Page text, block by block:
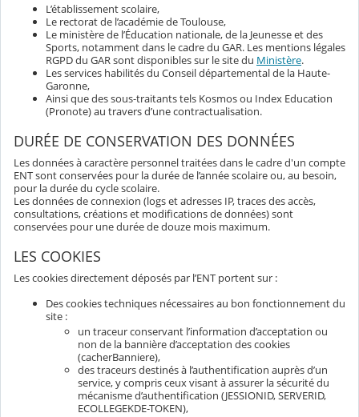
L’établissement scolaire,
Le rectorat de l’académie de Toulouse,
Le ministère de l’Éducation nationale, de la Jeunesse et des
Sports, notamment dans le cadre du GAR. Les mentions légales
RGPD du GAR sont disponibles sur le site du Ministère.
Les services habilités du Conseil départemental de la Haute-
Garonne,
Ainsi que des sous-traitants tels Kosmos ou Index Education
(Pronote) au travers d’une contractualisation.
DURÉE DE CONSERVATION DES DONNÉES
Les données à caractère personnel traitées dans le cadre d'un compte
ENT sont conservées pour la durée de l’année scolaire ou, au besoin,
pour la durée du cycle scolaire.
Les données de connexion (logs et adresses IP, traces des accès,
consultations, créations et modifications de données) sont
conservées pour une durée de douze mois maximum.
LES COOKIES
Les cookies directement déposés par l’ENT portent sur :
Des cookies techniques nécessaires au bon fonctionnement du
site :
un traceur conservant l’information d’acceptation ou
non de la bannière d’acceptation des cookies
(cacherBanniere),
des traceurs destinés à l’authentification auprès d’un
service, y compris ceux visant à assurer la sécurité du
mécanisme d’authentification (JESSIONID, SERVERID,
ECOLLEGEKDE-TOKEN),